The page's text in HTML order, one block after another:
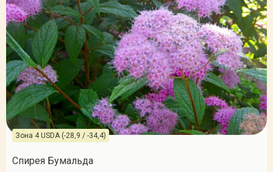
Зона 4 USDA (-28,9 / -34,4)
Спирея Бумальда